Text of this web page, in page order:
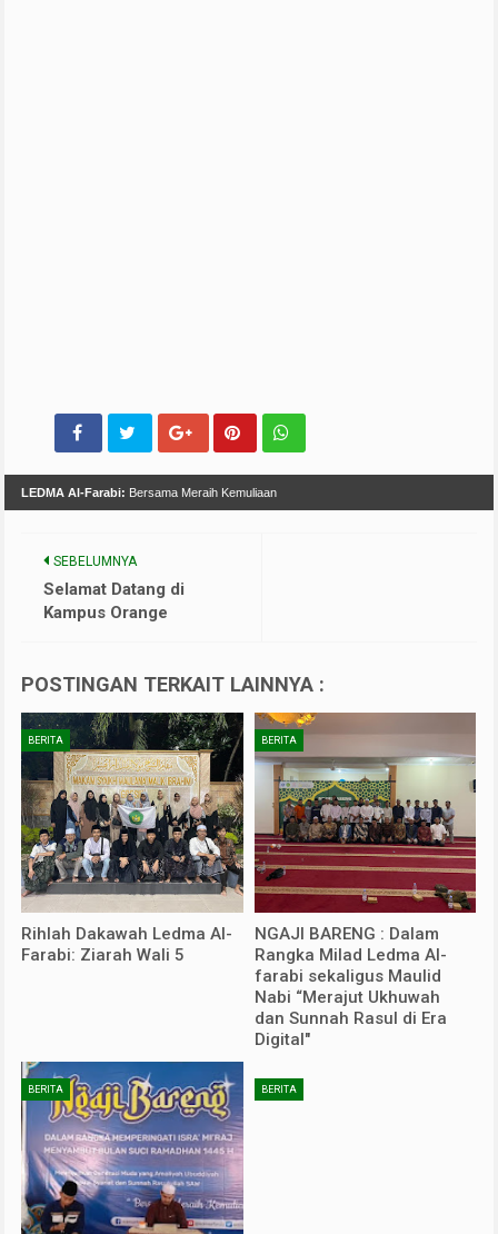
LEDMA Al-Farabi: Bersama Meraih Kemuliaan
SEBELUMNYA
Selamat Datang di
Kampus Orange
POSTINGAN TERKAIT LAINNYA :
BERITA
Rihlah Dakawah Ledma Al-
Farabi: Ziarah Wali 5
BERITA
NGAJI BARENG : Dalam
Rangka Milad Ledma Al-
farabi sekaligus Maulid
Nabi “Merajut Ukhuwah
dan Sunnah Rasul di Era
Digital"
BERITA BERITA